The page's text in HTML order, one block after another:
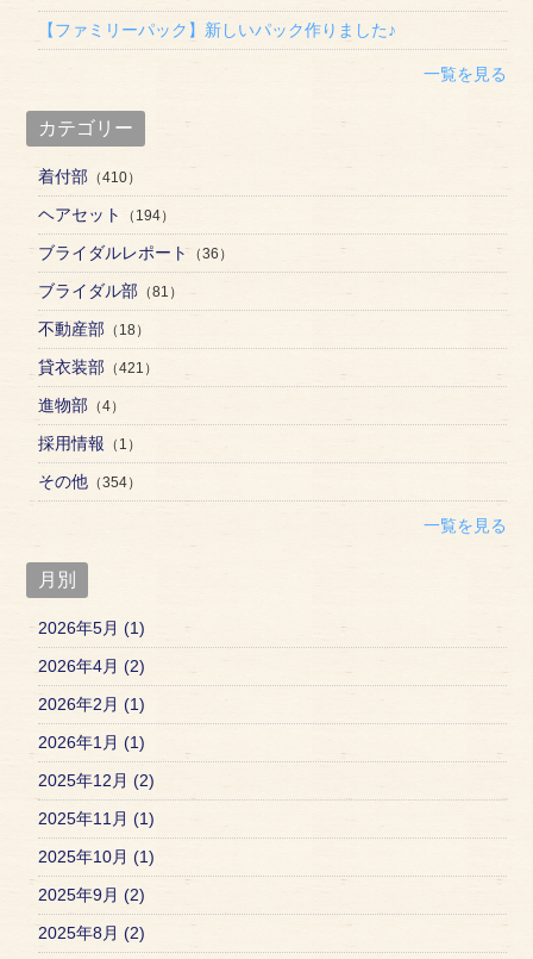
【ファミリーパック】新しいパック作りました♪
一覧を見る
カテゴリー
着付部 （410）
ヘアセット （194）
ブライダルレポート（36）
ブライダル部 （81）
不動産部 （18）
貸衣装部 （421）
進物部 （4）
採用情報 （1）
その他 （354）
一覧を見る
月別
2026年5月 (1)
2026年4月 (2)
2026年2月 (1)
2026年1月 (1)
2025年12月 (2)
2025年11月 (1)
2025年10月 (1)
2025年9月 (2)
2025年8月 (2)